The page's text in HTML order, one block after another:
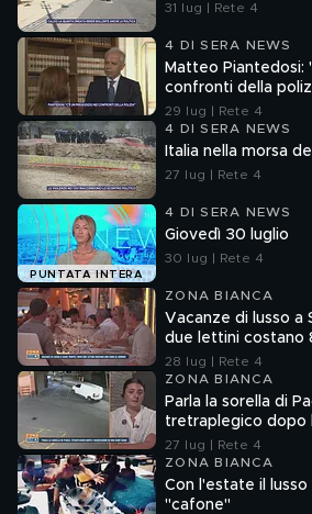
31 lug | Rete 4
4 DI SERA NEWS
Matteo Piantedosi:
confronti della
29 lug | Rete 4
4 DI SERA NEWS
Italia nella morsa
27 lug | Rete 4
PUNTATA INTERA
4 DI SERA NEWS
Giovedì 30 luglio
30 lug | Rete 4
ZONA BIANCA
Vacanze di lusso a
due lettini costano
28 lug | Rete 4
ZONA BIANCA
Parla la sorella di
tretraplegico dopo
baby gang
27 lug | Rete 4
ZONA BIANCA
Con l'estate il
"cafone"